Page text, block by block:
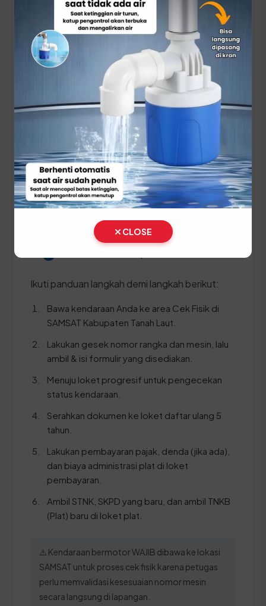
lancar tanpa kendala administratif!
Panduan Pajak 5 Tahunan
(Ganti Plat) di Kalimantan
Selatan
Setiap lima tahun, pemilik kendaraan wajib
melakukan pergantian pelat nomor dan cek fisik
kendaraan. Siapkan dokumen tambahan ini:
STNK asli
KTP asli sesuai nama pemilik
SKPD asli
Ikuti panduan langkah demi langkah berikut:
Bawa kendaraan Anda ke area Cek Fisik di
SAMSAT Kabupaten Tanah Laut.
Lakukan gesek nomor rangka dan mesin, lalu
ambil & isi formulir yang disediakan.
Menuju loket progresif untuk pengecekan
status kendaraan.
Serahkan dokumen ke loket daftar ulang 5
tahun.
Lakukan pembayaran pajak, denda (jika ada),
dan biaya administrasi plat di loket
pembayaran.
Ambil STNK, SKPD yang baru, dan ambil TNKB
(Plat) baru di loket plat.
⚠️ Kendaraan bermotor WAJIB dibawa ke lokasi
SAMSAT untuk proses cek fisik karena petugas
perlu memvalidasi kesesuaian nomor mesin
secara langsung di lapangan.
CLOSE